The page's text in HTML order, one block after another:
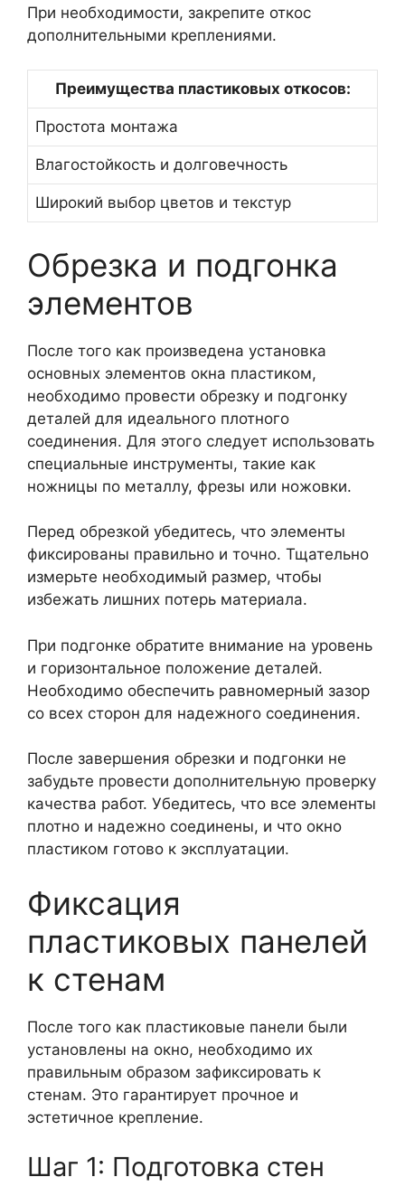
При необходимости, закрепите откос
дополнительными креплениями.
Преимущества пластиковых откосов:
Простота монтажа
Влагостойкость и долговечность
Широкий выбор цветов и текстур
Обрезка и подгонка
элементов
После того как произведена установка
основных элементов окна пластиком,
необходимо провести обрезку и подгонку
деталей для идеального плотного
соединения. Для этого следует использовать
специальные инструменты, такие как
ножницы по металлу, фрезы или ножовки.
Перед обрезкой убедитесь, что элементы
фиксированы правильно и точно. Тщательно
измерьте необходимый размер, чтобы
избежать лишних потерь материала.
При подгонке обратите внимание на уровень
и горизонтальное положение деталей.
Необходимо обеспечить равномерный зазор
со всех сторон для надежного соединения.
После завершения обрезки и подгонки не
забудьте провести дополнительную проверку
качества работ. Убедитесь, что все элементы
плотно и надежно соединены, и что окно
пластиком готово к эксплуатации.
Фиксация
пластиковых панелей
к стенам
После того как пластиковые панели были
установлены на окно, необходимо их
правильным образом зафиксировать к
стенам. Это гарантирует прочное и
эстетичное крепление.
Шаг 1: Подготовка стен